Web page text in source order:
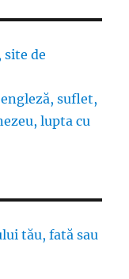
de
suflet,
lupta cu
tău, fată sau